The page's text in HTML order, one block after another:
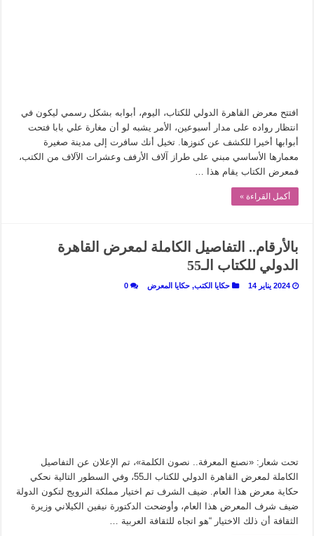
عوالم منصورة عز الدين.. حين يصبح الزمن بطل الرواية
الطعام في الحضارة الإسلامية.. تاريخ يُقرأ بالنكهات
يوم شاهدت زينات صدقي على المسرح وسرحت!
افتتح معرض القاهرة الدولي للكتاب، اليوم، أبوابه بشكل رسمي ليكون في
انتظار رواده على مدار أسبوعين، الأمر يشبه لو أن مغارة علي بابا فتحت
أبوابها أخيرا للكشف عن كنوزها. تخيل أنك سافرت إلى مدينة صغيرة
معمارها الأساسي مبني على طراز آلاف الأرفف وعشرات الآلاف من الكتب،
فمعرض الكتاب يقام هذا …
أكمل القراءة »
بالأرقام.. التفاصيل الكاملة لمعرض القاهرة
الدولي للكتاب الـ55
2024 يناير 14 حكايا الكتب, حكايا المعرض 0
تحت شعار: «نصنع المعرفة.. نصون الكلمة»، تم الإعلان عن التفاصيل
الكاملة لمعرض القاهرة الدولي للكتاب الـ55، وفي السطور التالية نحكي
حكاية معرض هذا العام. ضيف الشرف تم اختيار مملكة النرويج لتكون الدولة
ضيف شرف المعرض هذا العام، وأوضحت الدكتورة نيفين الكيلاني وزيرة
الثقافة أن ذلك الاختيار “هو اتجاه للثقافة العربية …